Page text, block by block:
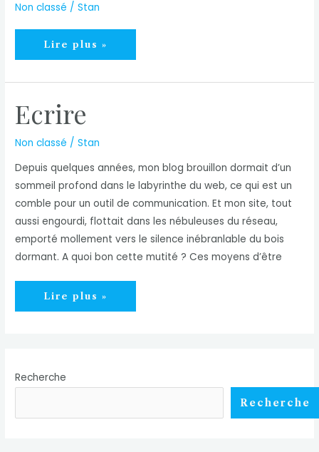
Non classé /Stan
Lire plus »
Ecrire
Non classé /Stan
Depuis quelques années, mon blog brouillon dormait d’un
sommeil profond dans le labyrinthe du web, ce qui est un
comble pour un outil de communication. Et mon site, tout
aussi engourdi, flottait dans les nébuleuses du réseau,
emporté mollement vers le silence inébranlable du bois
dormant. A quoi bon cette mutité ? Ces moyens d’être
Lire plus »
Recherche
Recherche